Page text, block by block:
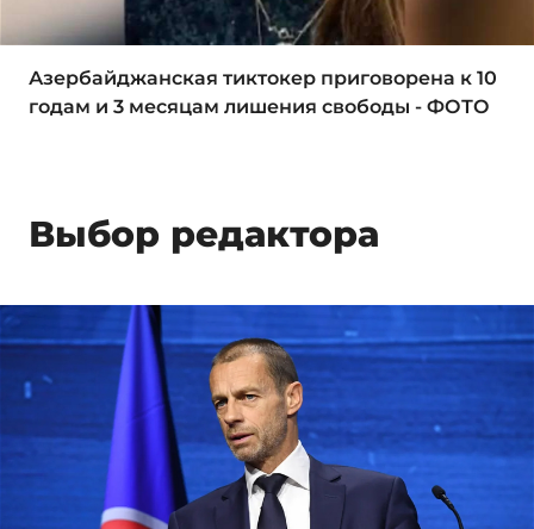
Азербайджанская тиктокер приговорена к 10
годам и 3 месяцам лишения свободы - ФОТО
Выбор редактора